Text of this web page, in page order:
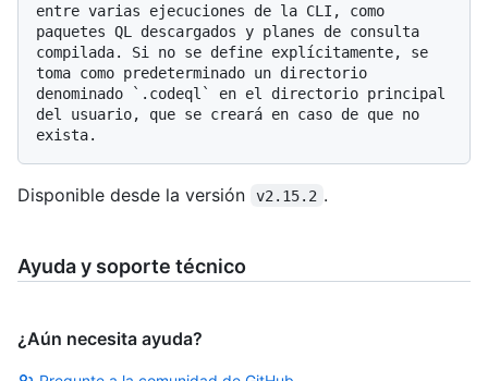
entre varias ejecuciones de la CLI, como
paquetes QL descargados y planes de consulta
compilada. Si no se define explícitamente, se
toma como predeterminado un directorio
denominado `.codeql` en el directorio principal
del usuario, que se creará en caso de que no
Disponible desde la versión v2.15.2 .
Ayuda y soporte técnico
¿Aún necesita ayuda?